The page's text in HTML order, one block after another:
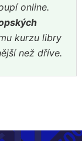
online.
kurzu libry
než dříve.